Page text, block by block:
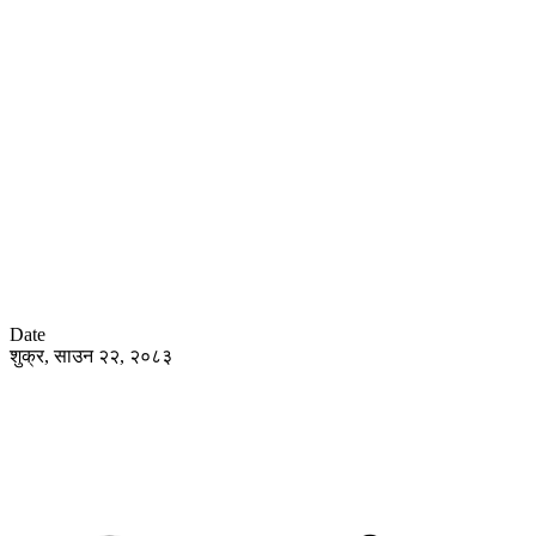
Date
शुक्र, साउन २२, २०८३